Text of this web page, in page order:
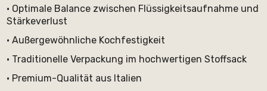
• Optimale Balance zwischen Flüssigkeitsaufnahme und
Stärkeverlust
• Außergewöhnliche Kochfestigkeit
• Traditionelle Verpackung im hochwertigen Stoffsack
• Premium-Qualität aus Italien